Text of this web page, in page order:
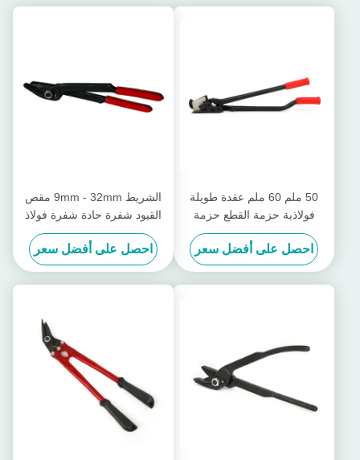
50 ملم 60 ملم عقدة طويلة
فولاذية حزمة القطع حزمة
مقص 32 ملم الحزام
احصل على أفضل سعر
الشريط 9mm - 32mm مقص
القيود شفرة حادة شفرة فولاذ
قاطعة القيود
احصل على أفضل سعر